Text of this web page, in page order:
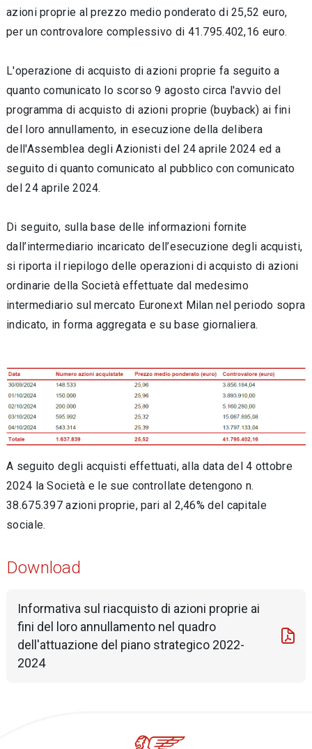
azioni proprie al prezzo medio ponderato di 25,52 euro,
per un controvalore complessivo di 41.795.402,16 euro.
L'operazione di acquisto di azioni proprie fa seguito a
quanto comunicato lo scorso 9 agosto circa l'avvio del
programma di acquisto di azioni proprie (buyback) ai fini
del loro annullamento, in esecuzione della delibera
dell'Assemblea degli Azionisti del 24 aprile 2024 ed a
seguito di quanto comunicato al pubblico con comunicato
del 24 aprile 2024.
Di seguito, sulla base delle informazioni fornite
dall’intermediario incaricato dell’esecuzione degli acquisti,
si riporta il riepilogo delle operazioni di acquisto di azioni
ordinarie della Società effettuate dal medesimo
intermediario sul mercato Euronext Milan nel periodo sopra
indicato, in forma aggregata e su base giornaliera.
A seguito degli acquisti effettuati, alla data del 4 ottobre
2024 la Società e le sue controllate detengono n.
38.675.397 azioni proprie, pari al 2,46% del capitale
sociale.
Download
Informativa sul riacquisto di azioni proprie ai
fini del loro annullamento nel quadro
dell'attuazione del piano strategico 2022-
2024